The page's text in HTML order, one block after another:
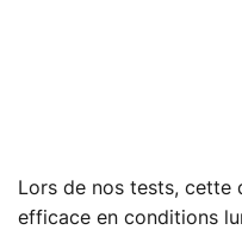
Lors de nos tests, cette
efficace en conditions